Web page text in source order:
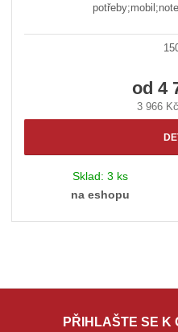
od 4
3 966
Sklad: 3 ks
na eshopu
PŘIHLAŠTE SE K